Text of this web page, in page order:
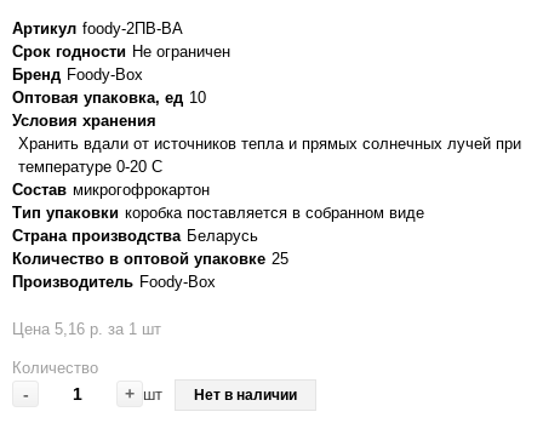
Артикул foody-2ПВ-ВА
Срок годности Не ограничен
Бренд Foody-Box
Оптовая упаковка, ед 10
Условия хранения
Хранить вдали от источников тепла и прямых солнечных лучей при
температуре 0-20 С
Состав микрогофрокартон
Тип упаковки коробка поставляется в cобранном виде
Страна производства Беларусь
Количество в оптовой упаковке 25
Производитель Foody-Box
Цена 5,16 р. за 1 шт
Количество
- + шт Нет в наличии